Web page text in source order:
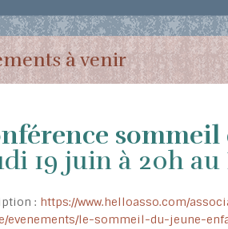
à venir
19 juin à 20h au
: https://www.helloasso.com/
evenements/le-sommeil-du-jeune-